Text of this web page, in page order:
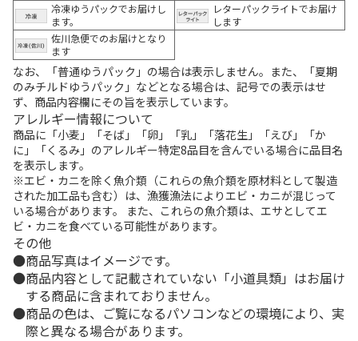
冷凍ゆうパックでお届けし
ます。
レターパックライトでお届け
します
佐川急便でのお届けとなり
ます
なお、「普通ゆうパック」の場合は表示しません。また、「夏期
のみチルドゆうパック」などとなる場合は、記号での表示はせ
ず、商品内容欄にその旨を表示しています。
アレルギー情報について
商品に「小麦」「そば」「卵」「乳」「落花生」「えび」「か
に」「くるみ」のアレルギー特定8品目を含んでいる場合に品目名
を表示します。
※エビ・カニを除く魚介類（これらの魚介類を原材料として製造
された加工品も含む）は、漁獲漁法によりエビ・カニが混じって
いる場合があります。 また、これらの魚介類は、エサとしてエ
ビ・カニを食べている可能性があります。
その他
商品写真はイメージです。
商品内容として記載されていない「小道具類」はお届け
する商品に含まれておりません。
商品の色は、ご覧になるパソコンなどの環境により、実
際と異なる場合があります。